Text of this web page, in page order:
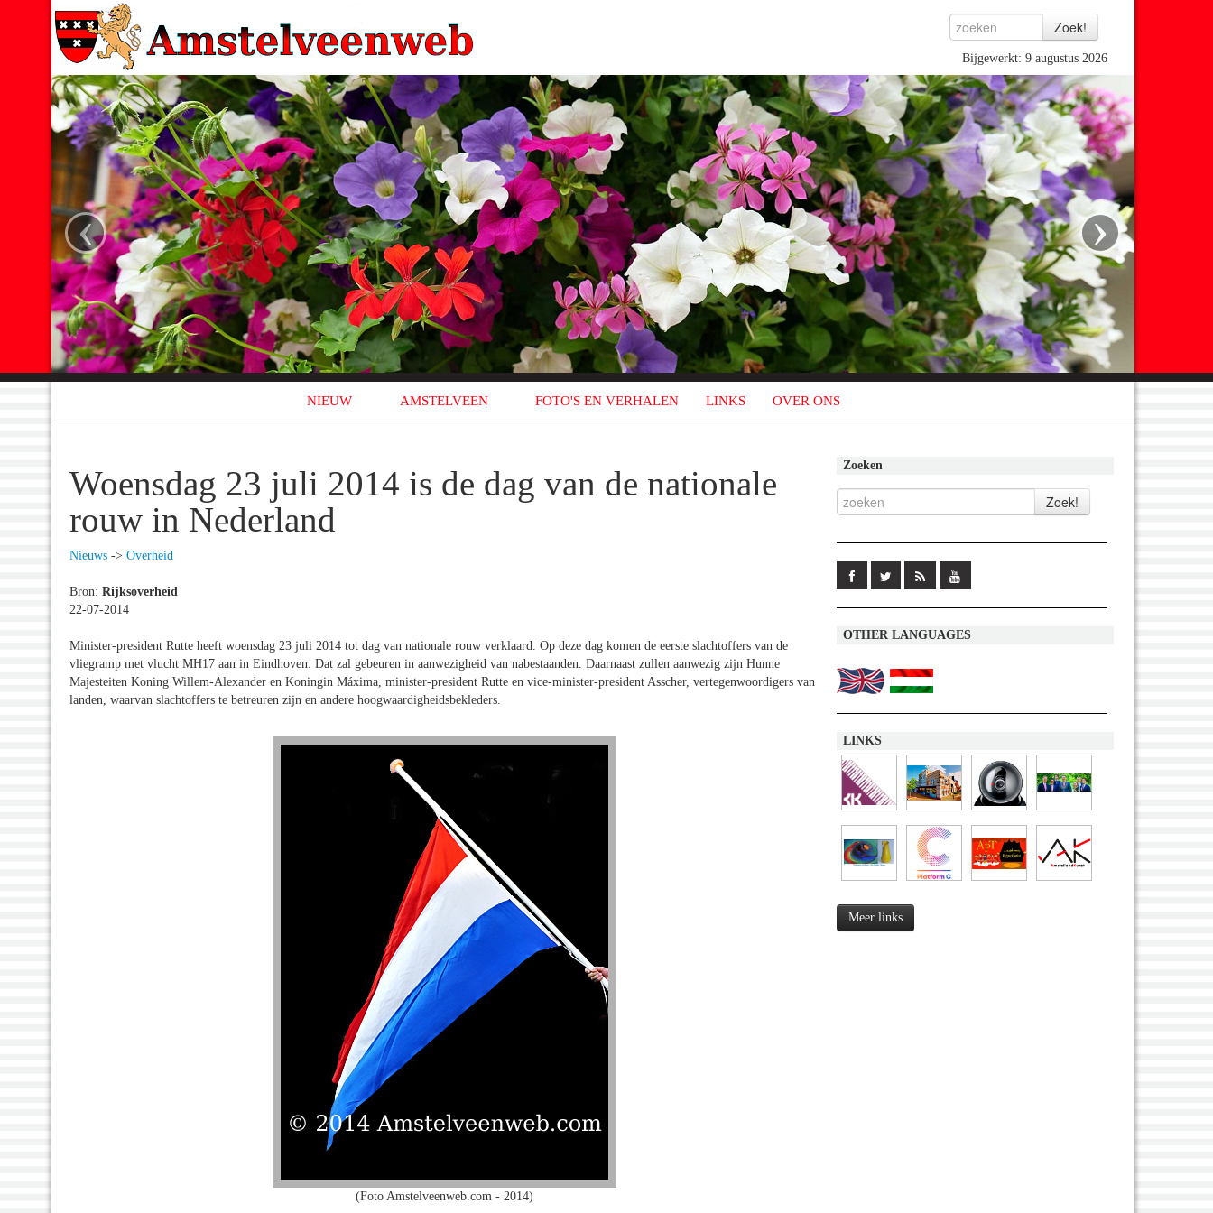
Bijgewerkt: 9 augustus 2026
‹ ›
NIEUW AMSTELVEEN FOTO'S EN VERHALEN LINKS OVER ONS
Woensdag 23 juli 2014 is de dag van de nationale
rouw in Nederland
Nieuws -> Overheid
Bron: Rijksoverheid
22-07-2014
Minister-president Rutte heeft woensdag 23 juli 2014 tot dag van nationale rouw verklaard. Op deze dag komen de eerste slachtoffers van de
vliegramp met vlucht MH17 aan in Eindhoven. Dat zal gebeuren in aanwezigheid van nabestaanden. Daarnaast zullen aanwezig zijn Hunne
Majesteiten Koning Willem-Alexander en Koningin Máxima, minister-president Rutte en vice-minister-president Asscher, vertegenwoordigers van
landen, waarvan slachtoffers te betreuren zijn en andere hoogwaardigheidsbekleders.
(Foto Amstelveenweb.com - 2014)
Zoeken
OTHER LANGUAGES
LINKS
Meer links